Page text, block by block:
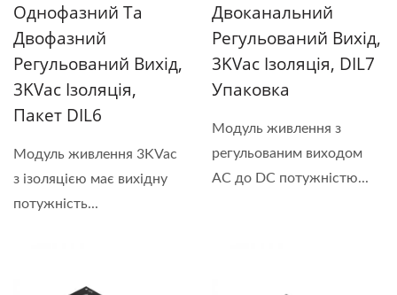
Однофазний Та
Двофазний
Регульований Вихід,
3KVac Ізоляція,
Пакет DIL6
Модуль живлення 3KVac
з ізоляцією має вихідну
потужність...
Двоканальний
Регульований Вихід,
3KVac Ізоляція, DIL7
Упаковка
Модуль живлення з
регульованим виходом
AC до DC потужністю...